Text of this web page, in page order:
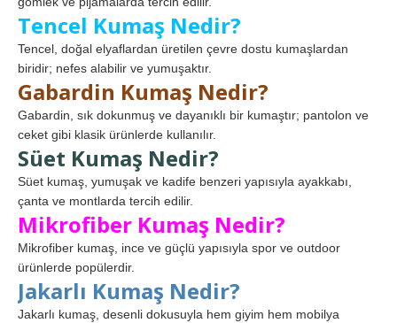
Tencel Kumaş Nedir?
Tencel, doğal elyaflardan üretilen çevre dostu kumaşlardan
biridir; nefes alabilir ve yumuşaktır.
Gabardin Kumaş Nedir?
Gabardin, sık dokunmuş ve dayanıklı bir kumaştır; pantolon ve
ceket gibi klasik ürünlerde kullanılır.
Süet Kumaş Nedir?
Süet kumaş, yumuşak ve kadife benzeri yapısıyla ayakkabı,
çanta ve montlarda tercih edilir.
Mikrofiber Kumaş Nedir?
Mikrofiber kumaş, ince ve güçlü yapısıyla spor ve outdoor
ürünlerde popülerdir.
Jakarlı Kumaş Nedir?
Jakarlı kumaş, desenli dokusuyla hem giyim hem mobilya